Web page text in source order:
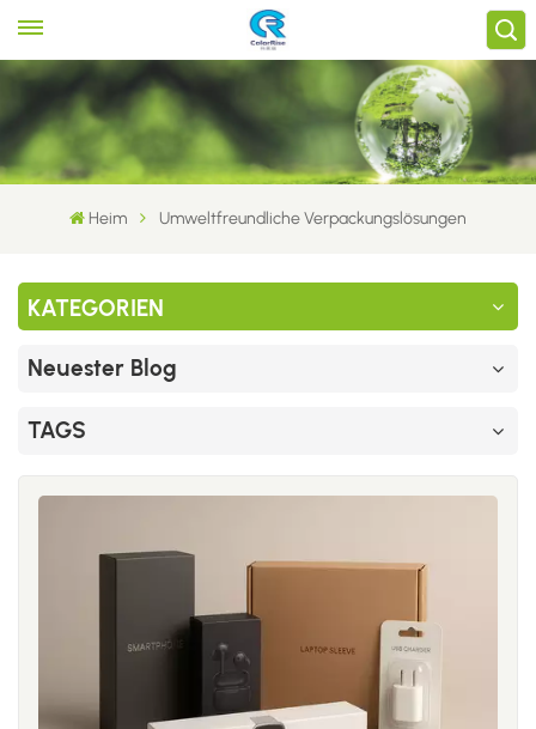
Heim Umweltfreundliche Verpackungslösungen
KATEGORIEN
Neuester Blog
TAGS